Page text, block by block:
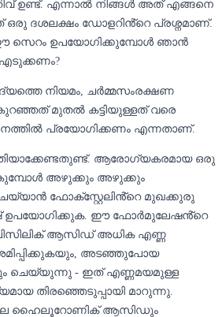
ഉണ്ട്. എന്നാൽ നിങ്ങൾ അത് എങ്ങനെ
ദശലക്ഷം ഡോളറിൻ്റെ പ്രശ്നമാണ്.
സെറം ഉപയോഗിക്കുമ്പോൾ ഞാൻ
നിയമം, ചർമ്മസംരക്ഷണ
മുതൽ കട്ടിയുള്ളത് വരെ
പ്രയോഗിക്കണം എന്നതാണ്.
ആരോഗ്യകരമായ ഒരു
അഴുക്കും അഴുക്കും
ഫോക്സ്റ്റേലിൻ്റെ മുഖക്കുരു
ഉപയോഗിക്കുക. ഈ ഫോർമുലേഷൻ്റെ
ആസിഡ് അധിക എണ്ണ
അടഞ്ഞുപോയ
ചെയ്യുന്നു - ഇത് എണ്ണമയമുള്ള
തിരഞ്ഞെടുപ്പായി മാറുന്നു.
ഹൈലൂറോണിക് ആസിഡും